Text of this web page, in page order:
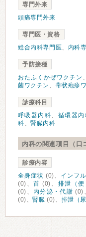
専門外来
頭痛専門外来
専門医・資格
総合内科専門医、 内科
予防接種
おたふくかぜワクチン 、
菌ワクチン 、 帯状疱疹
診療科目
呼吸器内科、 循環器内
科、腎臓内科
内科の関連項目（口
診療内容
全身症状 (0)、 インフ
(0)、首 (0)、 排泄（便
(0)、 内分泌・代謝 (0)
(0)、腎臓 (0)、 排泄（尿